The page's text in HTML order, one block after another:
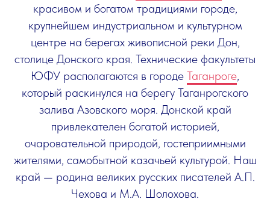
красивом и богатом традициями городе,
крупнейшем индустриальном и культурном
центре на берегах живописной реки Дон,
столице Донского края. Технические факультеты
ЮФУ располагаются в городе Таганроге,
который раскинулся на берегу Таганрогского
залива Азовского моря. Донской край
привлекателен богатой историей,
очаровательной природой, гостеприимными
жителями, самобытной казачьей культурой. Наш
край — родина великих русских писателей А.П.
Чехова и М.А. Шолохова.